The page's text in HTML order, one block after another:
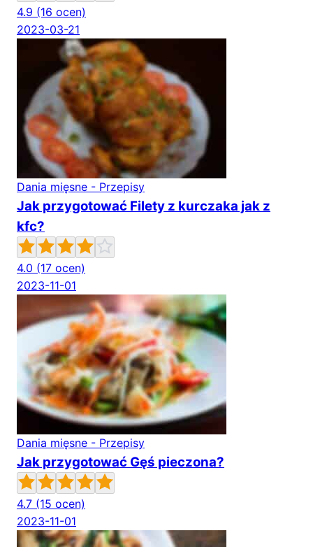
4.9 (16 ocen)
2023-03-21
Dania mięsne - Przepisy
Jak przygotować Filety z kurczaka jak z
kfc?
4.0 (17 ocen)
2023-11-01
Dania mięsne - Przepisy
Jak przygotować Gęś pieczona?
4.7 (15 ocen)
2023-11-01